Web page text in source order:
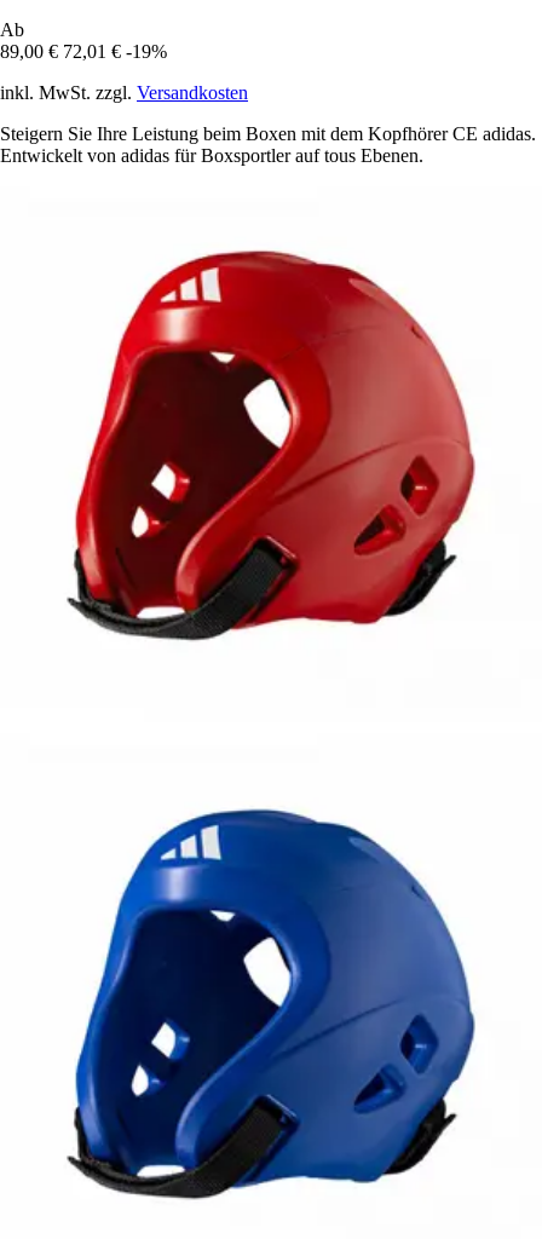
Ab
89,00 € 72,01 € -19%
inkl. MwSt. zzgl. Versandkosten
Steigern Sie Ihre Leistung beim Boxen mit dem Kopfhörer CE adidas.
Entwickelt von adidas für Boxsportler auf tous Ebenen.